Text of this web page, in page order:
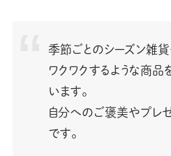
季節ごとのシーズン雑
ワクワクするような商
います。
自分へのご褒美やプレ
です。